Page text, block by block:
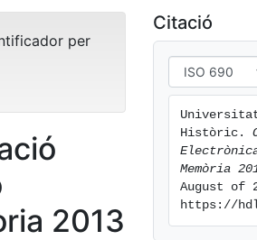
per
2013
Citació
Històric.
Memòria
August of
https://